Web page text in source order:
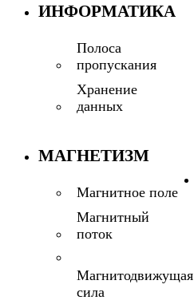
ИНФОРМАТИКА
Полоса
пропускания
Хранение
данных
МАГНЕТИЗМ
Магнитное поле
Магнитный
поток
Магнитодвижущая
сила